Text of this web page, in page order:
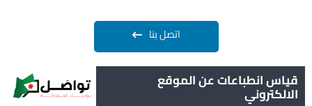
قياس انطباعات عن الموقع
الالكتروني
اتصل بنا